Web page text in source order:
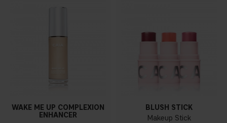
WAKE ME UP COMPLEXION
ENHANCER
BLUSH STICK
Makeup Stick